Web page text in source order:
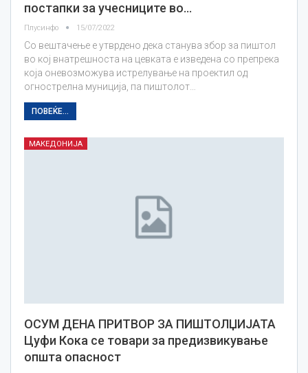
постапки за учесниците во…
Плусинфо 15/07/2022
Со вештачење е утврдено дека станува збор за пиштол
во кој внатрешноста на цевката е изведена со препрека
која оневозможува истрелување на проектил од
огнострелна муниција, па пиштолот…
ПОВЕЌЕ...
МАКЕДОНИЈА
ОСУМ ДЕНА ПРИТВОР ЗА ПИШТОЛЏИЈАТА
Цуфи Кока се товари за предизвикување
општа опасност